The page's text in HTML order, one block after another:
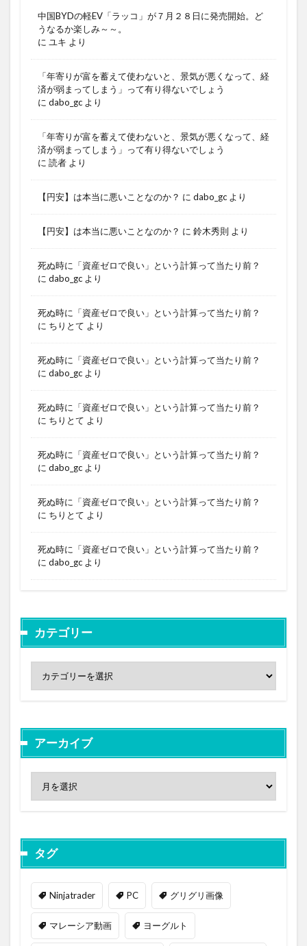
中国BYDの軽EV「ラッコ」が７月２８日に発売開始。ど
うなるか楽しみ～～。
に ユキ より
「年寄りが富を蓄えて使わないと、景気が悪くなって、経
済が弱まってしまう」って有り得ないでしょう
に dabo_gc より
「年寄りが富を蓄えて使わないと、景気が悪くなって、経
済が弱まってしまう」って有り得ないでしょう
に 読者 より
【円安】は本当に悪いことなのか？ に dabo_gc より
【円安】は本当に悪いことなのか？ に 鈴木秀則 より
死ぬ時に「資産ゼロで良い」という計算って当たり前？
に dabo_gc より
死ぬ時に「資産ゼロで良い」という計算って当たり前？
に ちりとて より
死ぬ時に「資産ゼロで良い」という計算って当たり前？
に dabo_gc より
死ぬ時に「資産ゼロで良い」という計算って当たり前？
に ちりとて より
死ぬ時に「資産ゼロで良い」という計算って当たり前？
に dabo_gc より
死ぬ時に「資産ゼロで良い」という計算って当たり前？
に ちりとて より
死ぬ時に「資産ゼロで良い」という計算って当たり前？
に dabo_gc より
カテゴリー
アーカイブ
タグ
Ninjatrader PC グリグリ画像
マレーシア動画 ヨーグルト